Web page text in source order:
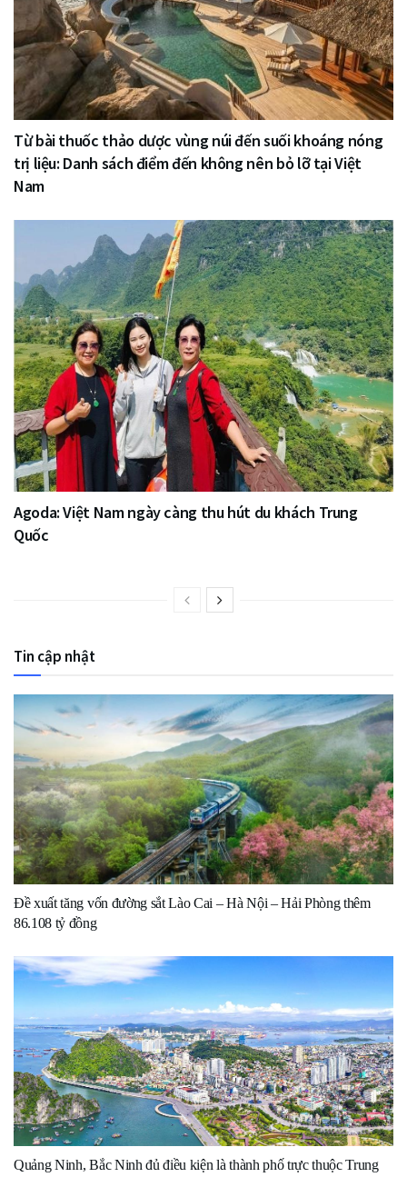
Từ bài thuốc thảo dược vùng núi đến suối khoáng nóng
trị liệu: Danh sách điểm đến không nên bỏ lỡ tại Việt
Nam
Agoda: Việt Nam ngày càng thu hút du khách Trung
Quốc
Tin cập nhật
Đề xuất tăng vốn đường sắt Lào Cai – Hà Nội – Hải Phòng thêm
86.108 tỷ đồng
Quảng Ninh, Bắc Ninh đủ điều kiện là thành phố trực thuộc Trung